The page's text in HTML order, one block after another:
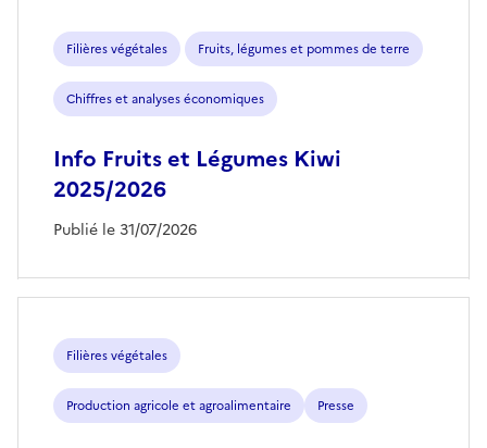
Filières végétales Fruits, légumes et pommes de terre
Chiffres et analyses économiques
Info Fruits et Légumes Kiwi
2025/2026
Publié le 31/07/2026
Filières végétales
Production agricole et agroalimentaire Presse